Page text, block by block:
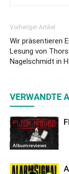
Vorheriger Artikel
Wir präsentieren
Lesung von
Nagelschmidt in
VERWANDTE
Albumreviews